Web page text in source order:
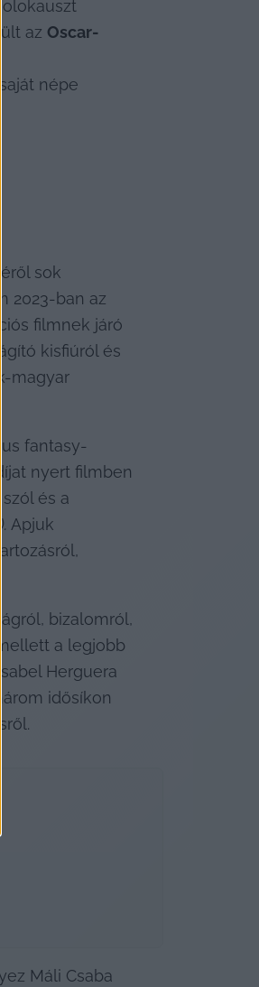
az Oscar-
népe
sok
2023-ban az
filmnek járó
kisfiúról és
magyar
fantasy-
nyert filmben
és a
Apjuk
bizalomról,
a legjobb
Herguera
idősíkon
Máli Csaba